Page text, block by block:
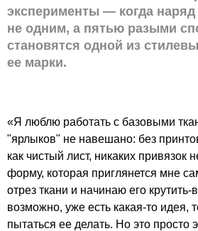
эксперименты — когда
не одним, а пятью разыми
становятся одной из
ее марки.
«Я люблю работать с базовыми
"ярлыков" не навешано: без
как чистый лист, никаких привязок
форму, которая приглянется мне
отрез ткани и начинаю его крутить-
возможно, уже есть какая-то идея,
пытаться ее делать. Но это просто